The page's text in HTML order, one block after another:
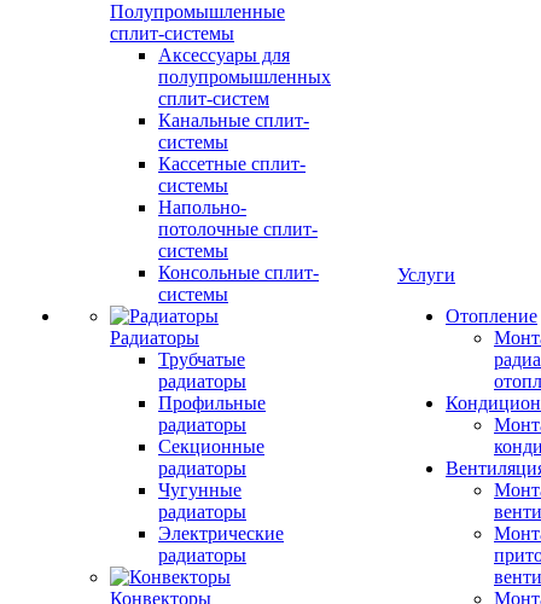
Полупромышленные
сплит-системы
Аксессуары для
полупромышленных
сплит-систем
Канальные сплит-
системы
Кассетные сплит-
системы
Напольно-
потолочные сплит-
системы
Консольные сплит-
системы
Радиаторы
Трубчатые
радиаторы
Профильные
радиаторы
Секционные
радиаторы
Чугунные
радиаторы
Электрические
радиаторы
Конвекторы
Услуги
Отопление